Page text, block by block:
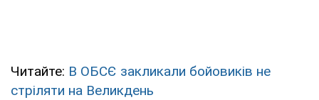
Читайте: В ОБСЄ закликали бойовиків не
стріляти на Великдень